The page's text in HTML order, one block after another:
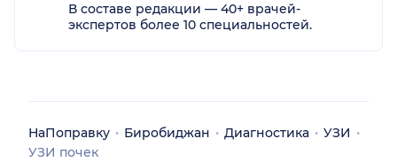
В составе редакции — 40+ врачей-
экспертов более 10 специальностей.
НаПоправку Биробиджан Диагностика
УЗИ
УЗИ почек